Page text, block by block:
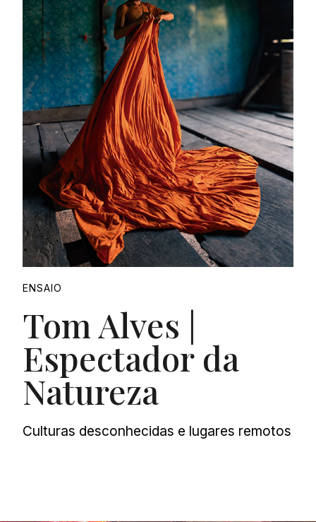
Proudly
ENSAIO
Tom Alves |
Espectador da
Natureza
Culturas desconhecidas e lugares remotos